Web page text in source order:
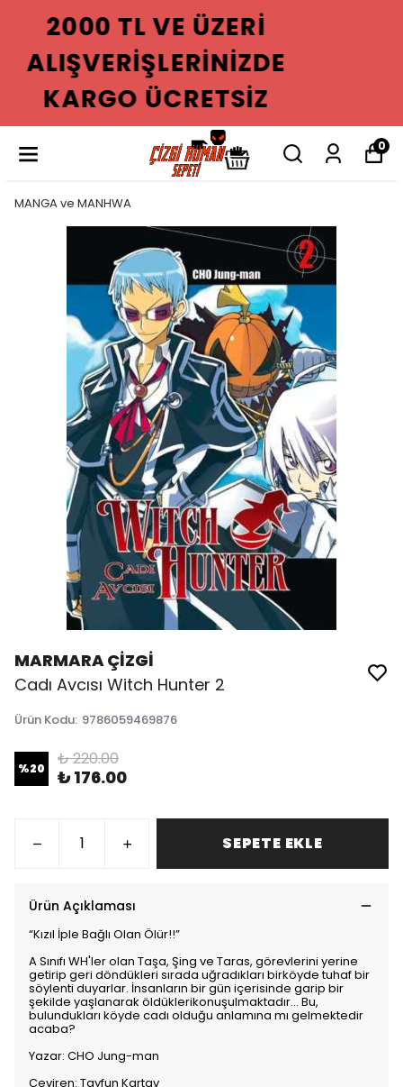
2000 TL VE ÜZERI
ALIŞVERIŞLERINIZDE
KARGO ÜCRETSIZ
0
MANGA ve MANHWA
MARMARA ÇİZGİ
Cadı Avcısı Witch Hunter 2
Ürün Kodu: 9786059469876
%20 ₺ 220.00
₺ 176.00
SEPETE EKLE
Ürün Açıklaması
“Kızıl İple Bağlı Olan Ölür!!”
A Sınıfı WH'ler olan Taşa, Şing ve Taras, görevlerini yerine
getirip geri döndükleri sırada uğradıkları birköyde tuhaf bir
söylenti duyarlar. İnsanların bir gün içerisinde garip bir
şekilde yaşlanarak öldüklerikonuşulmaktadır... Bu,
bulundukları köyde cadı olduğu anlamına mı gelmektedir
acaba?
Yazar: CHO Jung-man
Çeviren: Tayfun Kartav